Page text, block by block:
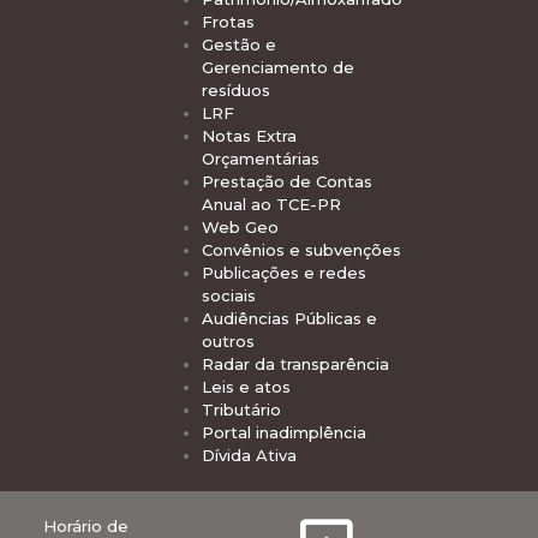
Frotas
Gestão e
Gerenciamento de
resíduos
LRF
Notas Extra
Orçamentárias
Prestação de Contas
Anual ao TCE-PR
Web Geo
Convênios e subvenções
Publicações e redes
sociais
Audiências Públicas e
outros
Radar da transparência
Leis e atos
Tributário
Portal inadimplência
Dívida Ativa
Horário de